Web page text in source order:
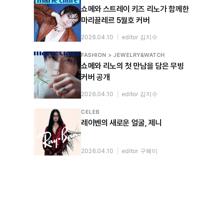
쇼메와 스트레이 키즈 리노가 함께한
마리끌레르 5월호 커버
2026.04.10 editor 김지수
FASHION > JEWELRY&WATCH
쇼메와 리노의 첫 만남을 담은 무빙
커버 공개
2026.04.10 editor 김지수
CELEB
레이벤의 새로운 얼굴, 제니
2026.04.10 editor 구혜미